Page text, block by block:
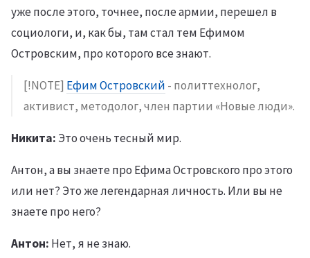
уже после этого, точнее, после армии, перешел в
социологи, и, как бы, там стал тем Ефимом
Островским, про которого все знают.
[!NOTE] Ефим Островский - политтехнолог,
активист, методолог, член партии «Новые люди».
Никита: Это очень тесный мир.
Антон, а вы знаете про Ефима Островского про этого
или нет? Это же легендарная личность. Или вы не
знаете про него?
Антон: Нет, я не знаю.